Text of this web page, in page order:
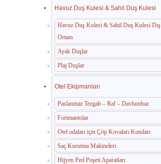
Havuz Duş Kulesi & Sahil Duş Kulesi
Havuz Duş Kulesi & Sahil Duş Kulesi Dış
Ortam
Ayak Duşlar
Plaj Duşlar
Otel Ekipmanları
Paslanmaz Tezgah – Raf – Davlumbaz
Fortmantolar
Otel odaları için Çöp Kovaları Kutuları
Saç Kurutma Makineleri
Hijyen Ped Poşeti Aparatları